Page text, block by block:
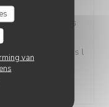
van
hesitant pas a
des plats
aller les
est bonne mais l
moment de